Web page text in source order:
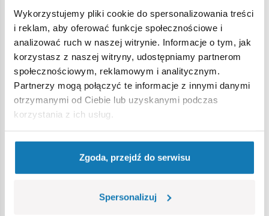
Wykorzystujemy pliki cookie do spersonalizowania treści
i reklam, aby oferować funkcje społecznościowe i
analizować ruch w naszej witrynie. Informacje o tym, jak
korzystasz z naszej witryny, udostępniamy partnerom
społecznościowym, reklamowym i analitycznym.
Partnerzy mogą połączyć te informacje z innymi danymi
otrzymanymi od Ciebie lub uzyskanymi podczas
korzystania z ich usług.
Zgoda, przejdź do serwisu
Spersonalizuj
Najnowsze